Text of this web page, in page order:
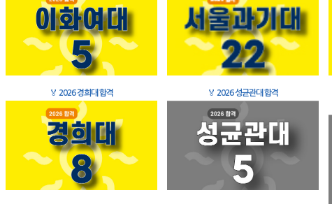
🏅 2026 경희대 합격 🏅 2026 성균관대 합격